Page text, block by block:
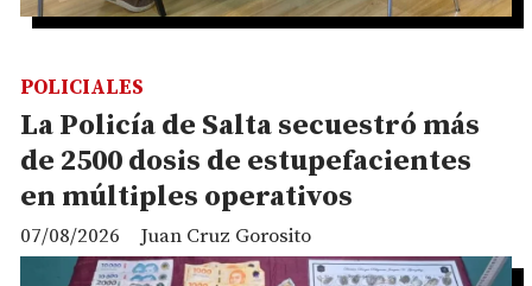
La Policía de Salta secuestró más
de 2500 dosis de estupefacientes
en múltiples operativos
Juan Cruz Gorosito
POLICIALES
07/08/2026